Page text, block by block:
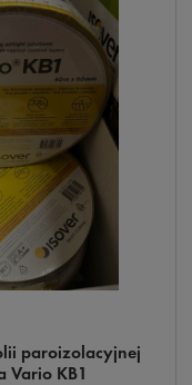
paroizolacyjnej
Vario KB1